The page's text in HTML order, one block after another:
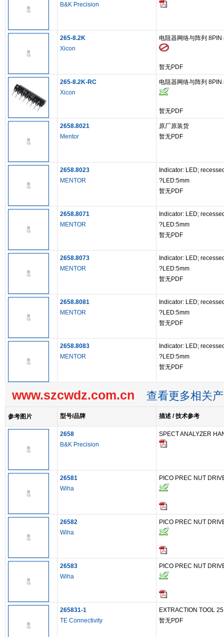
B&K Precision
265-8.2K
Xicon
电阻器网络与阵列
暂无PDF
265-8.2K-RC
Xicon
电阻器网络与阵列
暂无PDF
2658.8021
Mentor
原厂原装货
暂无PDF
2658.8023
MENTOR
Indicator: LED;
?LED:5mm
暂无PDF
2658.8071
MENTOR
Indicator: LED;
?LED:5mm
暂无PDF
2658.8073
MENTOR
Indicator: LED;
?LED:5mm
暂无PDF
2658.8081
MENTOR
Indicator: LED;
?LED:5mm
暂无PDF
2658.8083
MENTOR
Indicator: LED;
?LED:5mm
暂无PDF
www.szcwdz.com.cn 查看更多相关
参考图片 型号/品牌 描述 / 技术参考
2658
B&K Precision
SPECT ANALYZER
26581
Wiha
PICO PREC NUT
26582
Wiha
PICO PREC NUT
26583
Wiha
PICO PREC NUT
265831-1
TE Connectivity
EXTRACTION TOOL
暂无PDF